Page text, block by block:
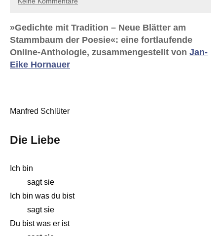
»Gedichte mit Tradition – Neue Blätter am
Stammbaum der Poesie«: eine fortlaufende
Online-Anthologie, zusammengestellt von Jan-
Eike Hornauer
Manfred Schlüter
Die Liebe
Ich bin
sagt sie
Ich bin was du bist
sagt sie
Du bist was er ist